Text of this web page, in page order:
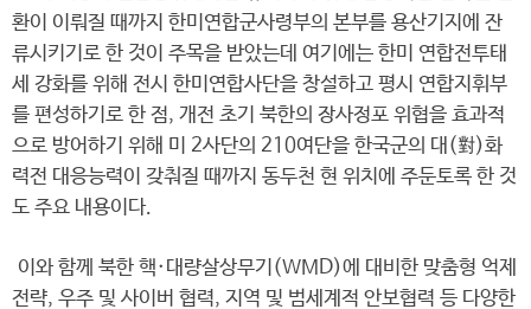
환이 이뤄질 때까지 한미연합군사령부의 본부를 용산기지에 잔
류시키기로 한 것이 주목을 받았는데 여기에는 한미 연합전투태
세 강화를 위해 전시 한미연합사단을 창설하고 평시 연합지휘부
를 편성하기로 한 점, 개전 초기 북한의 장사정포 위협을 효과적
으로 방어하기 위해 미 2사단의 210여단을 한국군의 대(對)화
력전 대응능력이 갖춰질 때까지 동두천 현 위치에 주둔토록 한 것
도 주요 내용이다.
이와 함께 북한 핵·대량살상무기(WMD)에 대비한 맞춤형 억제
전략, 우주 및 사이버 협력, 지역 및 범세계적 안보협력 등 다양한